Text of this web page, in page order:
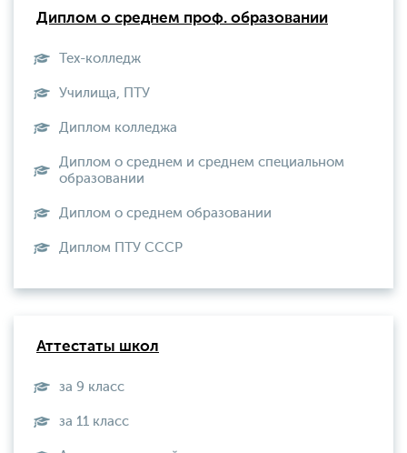
Диплом о среднем проф. образовании
Тех-колледж
Училища, ПТУ
Диплом колледжа
Диплом о среднем и среднем специальном
образовании
Диплом о среднем образовании
Диплом ПТУ СССР
Аттестаты школ
за 9 класс
за 11 класс